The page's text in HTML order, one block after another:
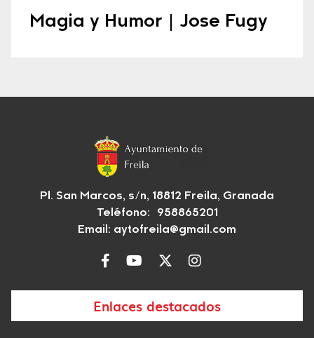
Magia y Humor | Jose Fugy
Pl. San Marcos, s/n, 18812 Freila, Granada
Teléfono: 958865201
Email: aytofreila@gmail.com
Enlaces destacados